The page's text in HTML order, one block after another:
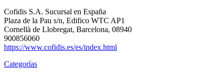
Cofidis S.A. Sucursal en España
Plaza de la Pau s/n, Edifico WTC AP1
Cornellà de Llobregat, Barcelona, 08940
900856060
https://www.cofidis.es/es/index.html
Categorías